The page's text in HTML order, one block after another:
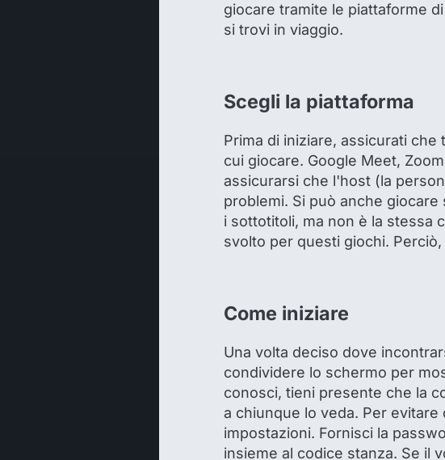
giocare tramite le piattaforme
si trovi in viaggio.
Scegli la piattaforma
Prima di iniziare, assicurati
cui giocare. Google Meet,
assicurarsi che l'host (la
problemi. Si può anche
i sottotitoli, ma non è la stessa
svolto per questi giochi.
Come iniziare
Una volta deciso dove
condividere lo schermo per
conosci, tieni presente che la
a chiunque lo veda. Per
impostazioni. Fornisci la
insieme al codice stanza. Se il